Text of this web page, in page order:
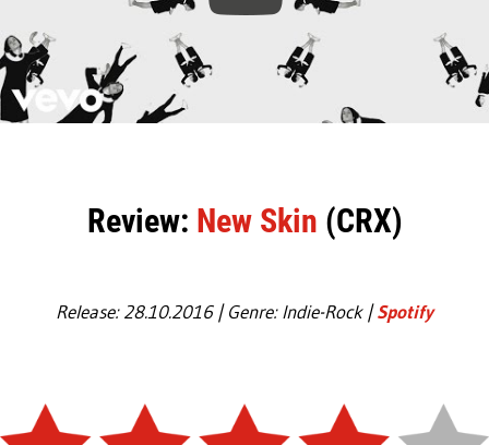
Review: New Skin (CRX)
Release: 28.10.2016 | Genre: Indie-Rock |Spotify